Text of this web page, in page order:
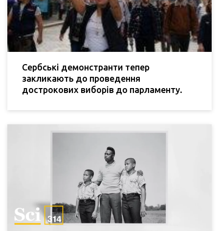
Сербські демонстранти тепер
закликають до проведення
дострокових виборів до парламенту.